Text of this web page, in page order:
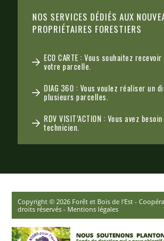
NOS SERVICES DÉDIÉS AUX
PROPRIÉTAIRES FORESTIERS
ECO CARTE : Vous souhaitez
votre parcelle.
DIAG 360 : Vous voulez réaliser un
plusieurs parcelles.
RDV VISIT’ACTION : Vous avez
technicien.
Copyright © 2026 Forêt et Bois de l'Est -
droits réservés - Mentions légales